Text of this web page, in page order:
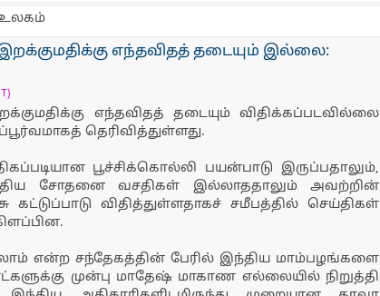
உலகம்
எந்தவிதத் தடையும் இல்லை:
எந்தவிதத் தடையும் விதிக்கப்படவில்லை
தெரிவித்துள்ளது.
பூச்சிக்கொல்லி பயன்பாடு இருப்பதாலும்,
சோதனை வசதிகள் இல்லாததாலும் அவற்றின்
கட்டுப்பாடு விதித்துள்ளதாகச் சமீபத்தில் செய்திகள்
என்ற சந்தேகத்தின் பேரில் இந்திய மாம்பழங்களை
முன்பு மாதேஷ் மாகாண எல்லையில் நிறுத்தி